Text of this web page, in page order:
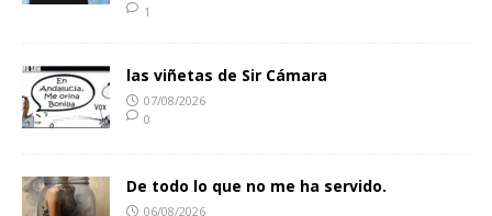
1
las viñetas de Sir Cámara
07/08/2026
0
De todo lo que no me ha servido.
06/08/2026